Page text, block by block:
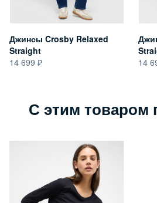
Джинсы Crosby Relaxed
Straight
14 699
14
С этим товаром